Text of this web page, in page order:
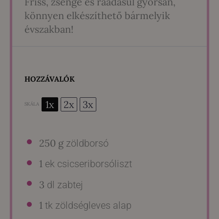
könnyen elkészíthető bármelyik
évszakban!
HOZZÁVALÓK
SKÁLA 1x 2x 3x
250 g zöldborsó
1 ek csicseriborsóliszt
3 dl zabtej
1 tk zöldségleves alap